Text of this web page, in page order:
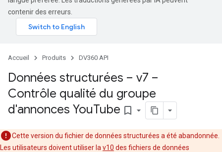
contenir des erreurs.
Accueil Produits DV360 API
Données structurées – v7 –
Contrôle qualité du groupe
d'annonces YouTube bookmark_border
Cette version du fichier de données structurées a été abandonnée.
Les utilisateurs doivent utiliser la v10 des fichiers de données